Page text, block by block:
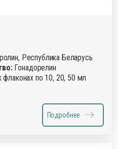
Республика Беларусь
Гонадорелин
по 10, 20, 50 мл
Подробнее